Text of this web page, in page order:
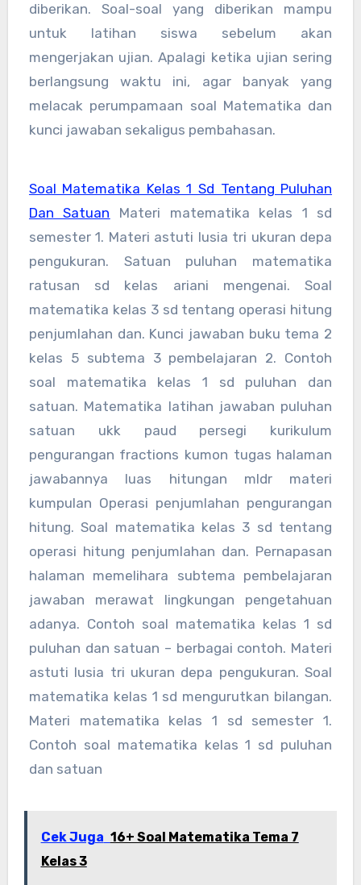
diberikan. Soal-soal yang diberikan mampu
untuk latihan siswa sebelum akan
mengerjakan ujian. Apalagi ketika ujian sering
berlangsung waktu ini, agar banyak yang
melacak perumpamaan soal Matematika dan
kunci jawaban sekaligus pembahasan.
Soal Matematika Kelas 1 Sd Tentang Puluhan
Dan Satuan Materi matematika kelas 1 sd
semester 1. Materi astuti lusia tri ukuran depa
pengukuran. Satuan puluhan matematika
ratusan sd kelas ariani mengenai. Soal
matematika kelas 3 sd tentang operasi hitung
penjumlahan dan. Kunci jawaban buku tema 2
kelas 5 subtema 3 pembelajaran 2. Contoh
soal matematika kelas 1 sd puluhan dan
satuan. Matematika latihan jawaban puluhan
satuan ukk paud persegi kurikulum
pengurangan fractions kumon tugas halaman
jawabannya luas hitungan mldr materi
kumpulan Operasi penjumlahan pengurangan
hitung. Soal matematika kelas 3 sd tentang
operasi hitung penjumlahan dan. Pernapasan
halaman memelihara subtema pembelajaran
jawaban merawat lingkungan pengetahuan
adanya. Contoh soal matematika kelas 1 sd
puluhan dan satuan – berbagai contoh. Materi
astuti lusia tri ukuran depa pengukuran. Soal
matematika kelas 1 sd mengurutkan bilangan.
Materi matematika kelas 1 sd semester 1.
Contoh soal matematika kelas 1 sd puluhan
dan satuan
Cek Juga 16+ Soal Matematika Tema 7
Kelas 3